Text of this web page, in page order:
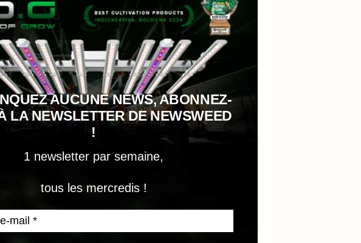
AUCUNE NEWS, ABONNEZ-
LA NEWSLETTER DE NEWSWEED
!
1 newsletter par semaine,
tous les mercredis !